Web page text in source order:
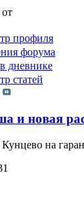
профиля
форума
дневнике
статей
и новая
на